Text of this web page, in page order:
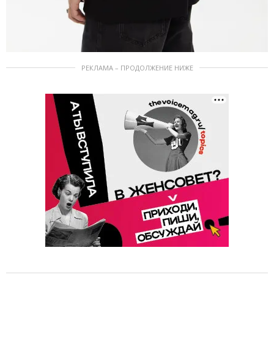
РЕКЛАМА – ПРОДОЛЖЕНИЕ НИЖЕ